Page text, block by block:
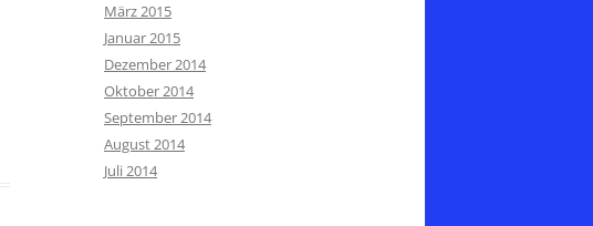
März 2015
Januar 2015
Dezember 2014
Oktober 2014
September 2014
August 2014
Juli 2014